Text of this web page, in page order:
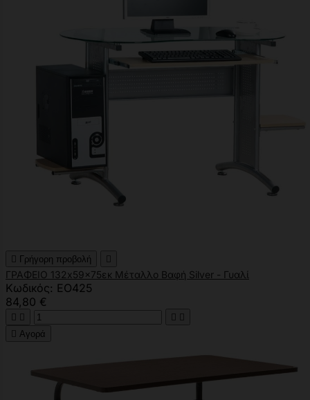
 Γρήγορη προβολή 
ΓΡΑΦΕΙΟ 132x59x75εκ Μέταλλο Βαφή Silver - Γυαλί
Κωδικός: ΕΟ425
84,80 €
   
 Αγορά